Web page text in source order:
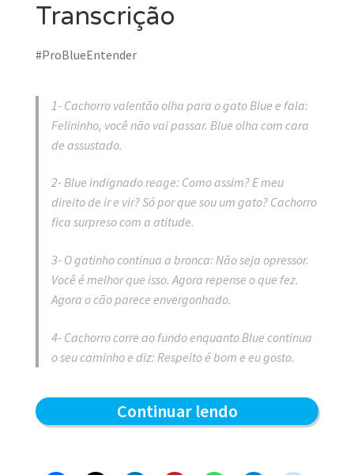
Transcrição
#ProBlueEntender
1- Cachorro valentão olha para o gato Blue e fala:
Felininho, você não vai passar. Blue olha com cara
de assustado.
2- Blue indignado reage: Como assim? E meu
direito de ir e vir? Só por que sou um gato? Cachorro
fica surpreso com a atitude.
3- O gatinho continua a bronca: Não seja opressor.
Você é melhor que isso. Agora repense o que fez.
Agora o cão parece envergonhado.
4- Cachorro corre ao fundo enquanto Blue continua
o seu caminho e diz: Respeito é bom e eu gosto.
Continuar lendoRespeito